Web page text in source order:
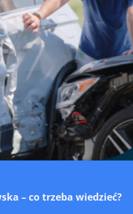
– co trzeba wiedzieć?